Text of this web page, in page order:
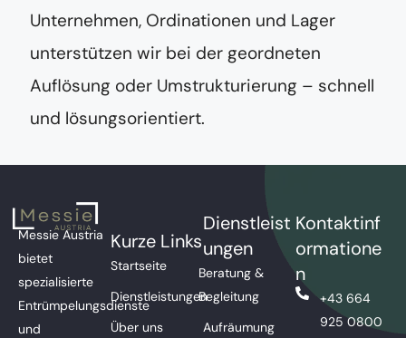
Unternehmen, Ordinationen und Lager
unterstützen wir bei der geordneten
Auflösung oder Umstrukturierung – schnell
und lösungsorientiert.
Messie Austria
bietet
spezialisierte
Entrümpelungsdienste
und
Kurze Links
Startseite
Dienstleistungen
Über uns
Dienstleist
ungen
Beratung &
Begleitung
Aufräumung
Kontaktinf
ormatione
n
+43 664
925 0800